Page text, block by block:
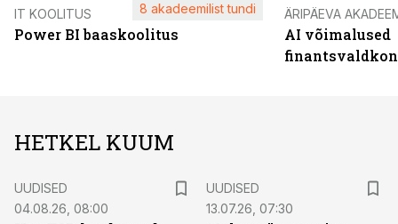
IT KOOLITUS
Power BI baaskoolitus
8 akadeemilist tundi ÄRIPÄEVA
AI võimalused
HETKEL KUUM
UUDISED
04.08.26, 08:00
UUDISED
13.07.26, 07:30